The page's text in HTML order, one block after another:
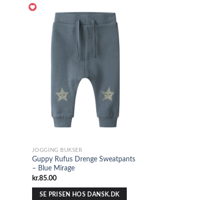
JOGGING BUKSER
Guppy Rufus Drenge Sweatpants
– Blue Mirage
kr.85.00
SE PRISEN HOS DANSK.DK